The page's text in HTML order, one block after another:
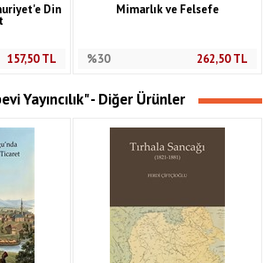
Din
157,50TL
Mimarlık ve Felsefe
%30 262,50TL
Yayıncılık" - Diğer Ürünler